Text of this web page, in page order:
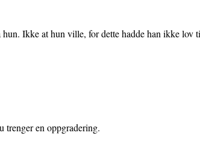
Ikke at hun ville, for dette hadde han ikke lov
trenger en oppgradering.